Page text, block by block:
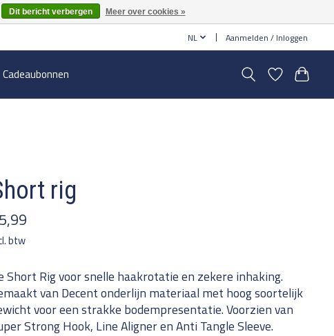
NL Aanmelden / Inloggen
Cadeaubonnen
rig
btw
Short Rig voor snelle haakrotatie en zekere inhaking.
van Decent onderlijn materiaal met hoog soortelijk
voor een strakke bodempresentatie. Voorzien van
Strong Hook, Line Aligner en Anti Tangle Sleeve.
Dit bericht verbergen Meer over cookies »